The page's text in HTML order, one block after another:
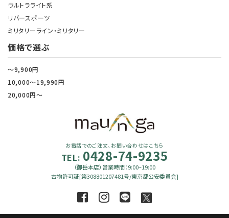
ウルトラライト系
リバースポーツ
ミリタリーライン・ミリタリー
価格で選ぶ
～9,900円
10,000～19,990円
20,000円～
お電話でのご注文、お問い合わせはこちら
TEL: 0428-74-9235
（御岳本店）営業時間：9:00~19:00
古物許可証[第308801207481号/東京都公安委員会]